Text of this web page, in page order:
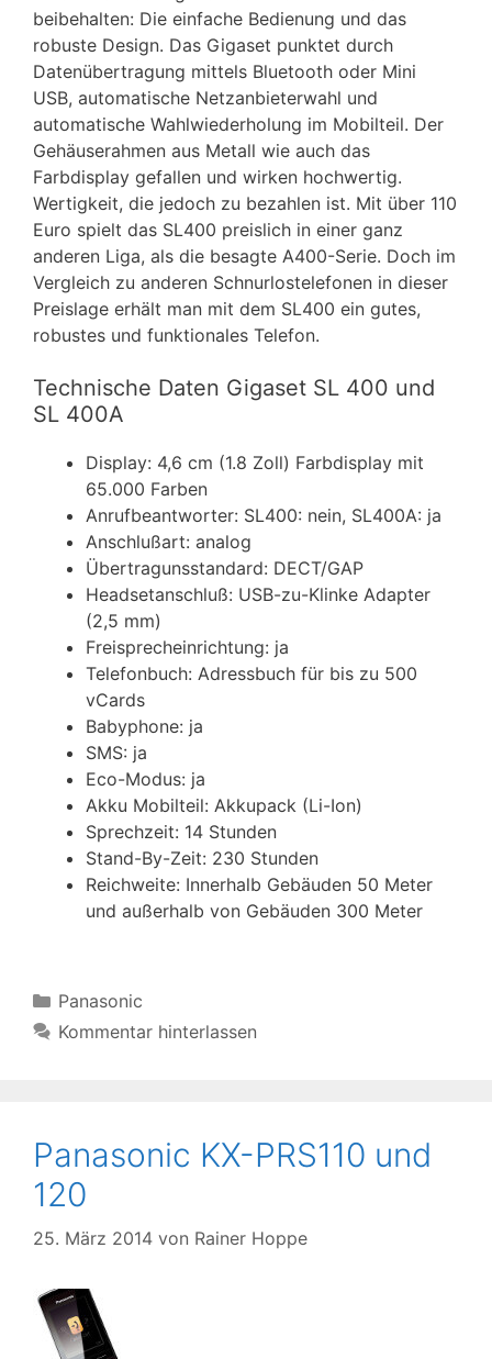
beibehalten: Die einfache Bedienung und das
robuste Design. Das Gigaset punktet durch
Datenübertragung mittels Bluetooth oder Mini
USB, automatische Netzanbieterwahl und
automatische Wahlwiederholung im Mobilteil. Der
Gehäuserahmen aus Metall wie auch das
Farbdisplay gefallen und wirken hochwertig.
Wertigkeit, die jedoch zu bezahlen ist. Mit über 110
Euro spielt das SL400 preislich in einer ganz
anderen Liga, als die besagte A400-Serie. Doch im
Vergleich zu anderen Schnurlostelefonen in dieser
Preislage erhält man mit dem SL400 ein gutes,
robustes und funktionales Telefon.
Technische Daten Gigaset SL 400 und
SL 400A
Display: 4,6 cm (1.8 Zoll) Farbdisplay mit
65.000 Farben
Anrufbeantworter: SL400: nein, SL400A: ja
Anschlußart: analog
Übertragunsstandard: DECT/GAP
Headsetanschluß: USB-zu-Klinke Adapter
(2,5 mm)
Freisprecheinrichtung: ja
Telefonbuch: Adressbuch für bis zu 500
vCards
Babyphone: ja
SMS: ja
Eco-Modus: ja
Akku Mobilteil: Akkupack (Li-Ion)
Sprechzeit: 14 Stunden
Stand-By-Zeit: 230 Stunden
Reichweite: Innerhalb Gebäuden 50 Meter
und außerhalb von Gebäuden 300 Meter
Kategorien
Panasonic
Kommentar hinterlassen
Panasonic KX-PRS110 und
120
25. März 2014 von Rainer Hoppe